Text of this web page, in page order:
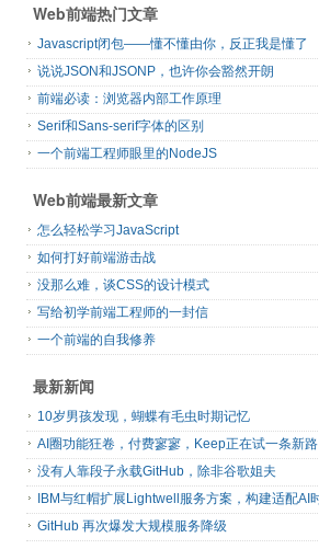
Web前端热门文章
Javascript闭包——懂不懂由你，反正我是懂了
说说JSON和JSONP，也许你会豁然开朗
前端必读：浏览器内部工作原理
Serif和Sans-serif字体的区别
一个前端工程师眼里的NodeJS
Web前端最新文章
怎么轻松学习JavaScript
如何打好前端游击战
没那么难，谈CSS的设计模式
写给初学前端工程师的一封信
一个前端的自我修养
最新新闻
10岁男孩发现，蝴蝶有毛虫时期记忆
AI圈功能狂卷，付费寥寥，Keep正在试一条新路
没有人靠段子永载GitHub，除非谷歌姐夫
GitHub 再次爆发大规模服务降级